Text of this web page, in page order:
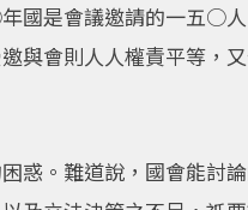
國是會議邀請的一五○
會則人人權責平等，
惑。難道說，國會能討